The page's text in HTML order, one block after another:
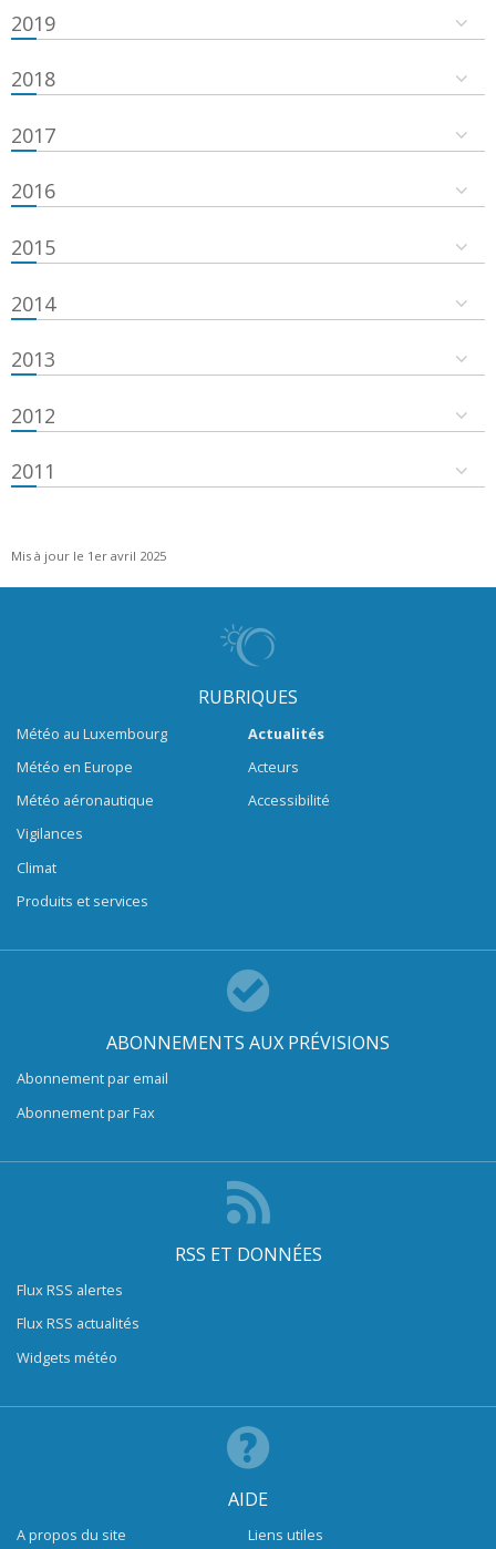
2019
2018
2017
2016
2015
2014
2013
2012
2011
Mis à jour le 1er avril 2025
RUBRIQUES
Météo au Luxembourg
Météo en Europe
Météo aéronautique
Vigilances
Climat
Produits et services
Actualités
Acteurs
Accessibilité
ABONNEMENTS AUX PRÉVISIONS
Abonnement par email
Abonnement par Fax
RSS ET DONNÉES
Flux RSS alertes
Flux RSS actualités
Widgets météo
AIDE
A propos du site Liens utiles